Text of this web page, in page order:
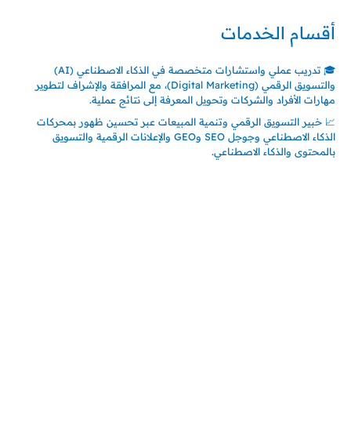
أقسام الخدمات
🎓 تدريب عملي واستشارات متخصصة في الذكاء الاصطناعي (AI)
والتسويق الرقمي (Digital Marketing)، مع المرافقة والإشراف لتطوير
مهارات الأفراد والشركات وتحويل المعرفة إلى نتائج عملية.
📈 خبير التسويق الرقمي وتنمية المبيعات عبر تحسين ظهور بمحركات
الذكاء الاصطناعي وجوجل SEO وGEO والإعلانات الرقمية والتسويق
بالمحتوى والذكاء الاصطناعي.